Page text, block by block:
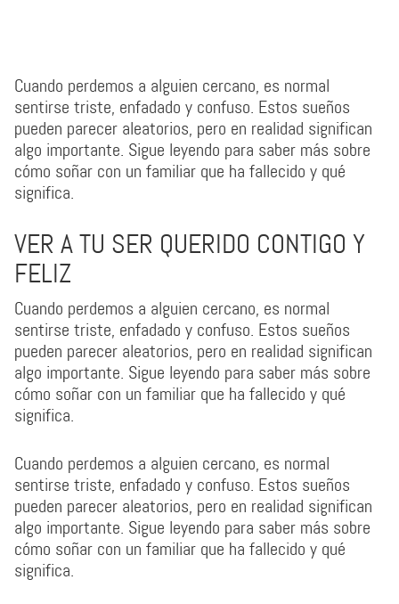
Cuando perdemos a alguien cercano, es normal
sentirse triste, enfadado y confuso. Estos sueños
pueden parecer aleatorios, pero en realidad significan
algo importante. Sigue leyendo para saber más sobre
cómo soñar con un familiar que ha fallecido y qué
significa.
VER A TU SER QUERIDO CONTIGO Y
FELIZ
Cuando perdemos a alguien cercano, es normal
sentirse triste, enfadado y confuso. Estos sueños
pueden parecer aleatorios, pero en realidad significan
algo importante. Sigue leyendo para saber más sobre
cómo soñar con un familiar que ha fallecido y qué
significa.
Cuando perdemos a alguien cercano, es normal
sentirse triste, enfadado y confuso. Estos sueños
pueden parecer aleatorios, pero en realidad significan
algo importante. Sigue leyendo para saber más sobre
cómo soñar con un familiar que ha fallecido y qué
significa.